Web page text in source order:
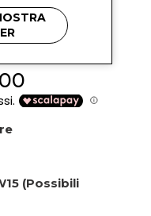
(Possibili